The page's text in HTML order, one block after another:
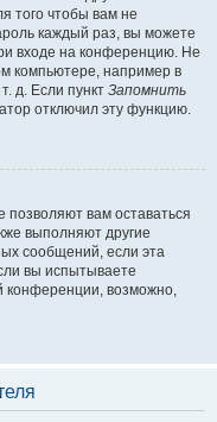
того чтобы вам не
каждый раз, вы можете
входе на конференцию. Не
компьютере, например в
д. Если пункт Запомнить
отключил эту функцию.
вам оставаться
выполняют другие
сообщений, если эта
вы испытываете
конференции, возможно,